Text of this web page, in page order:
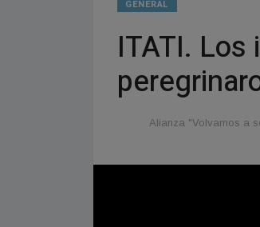
GENERAL
ITATI.
Alianza "Volvamos a